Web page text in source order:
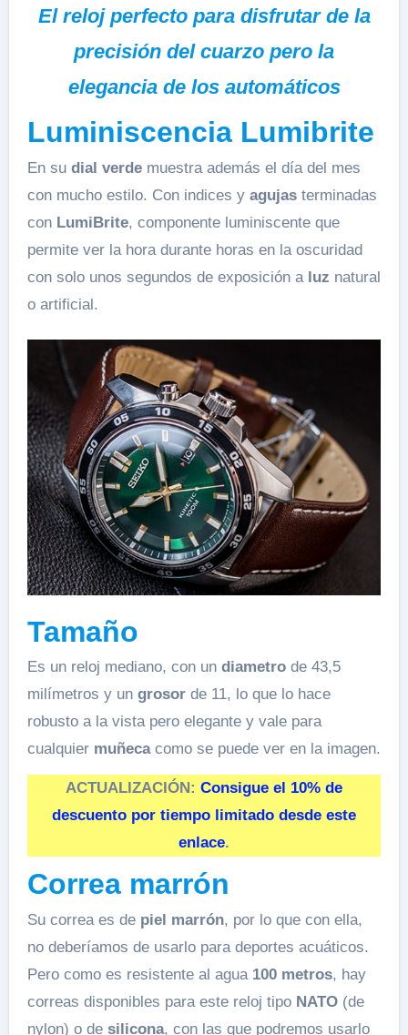
El reloj perfecto para disfrutar de la
precisión del cuarzo pero la
elegancia de los automáticos
Luminiscencia Lumibrite
En su dial verdemuestra además el día del mes
con mucho estilo. Con indices y agujasterminadas
con LumiBrite, componente luminiscente que
permite ver la hora durante horas en la oscuridad
con solo unos segundos de exposición a luz natural
o artificial.
Tamaño
Es un reloj mediano, con un diametrode 43,5
milímetros y un grosorde 11, lo que lo hace
robusto a la vista pero elegante y vale para
cualquier muñecacomo se puede ver en la imagen.
ACTUALIZACIÓN: Consigue el 10% de
descuento por tiempo limitado desde este
enlace.
Correa marrón
Su correa es de piel marrón, por lo que con ella,
no deberíamos de usarlo para deportes acuáticos.
Pero como es resistente al agua 100 metros, hay
correas disponibles para este reloj tipo NATO(de
nylon) o de silicona, con las que podremos usarlo